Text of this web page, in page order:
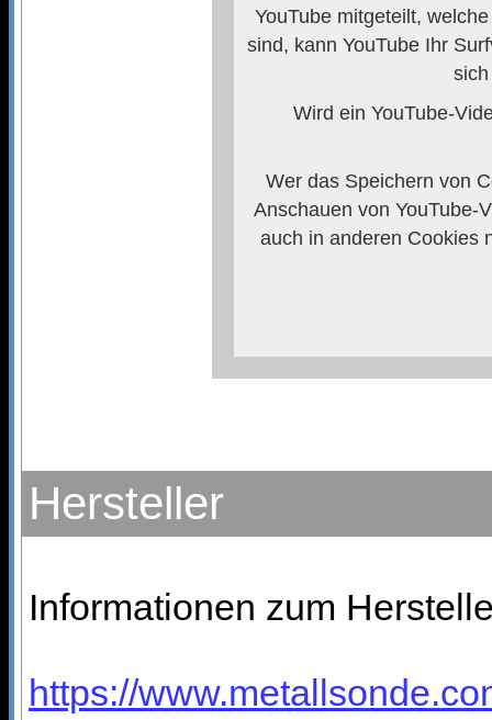
YouTube mitgeteilt,
sind, kann YouTube Ihr
Wird ein YouTube-
Wer das Speichern von
Anschauen von YouTube-
auch in anderen Cookies
Hersteller
Informationen zum
https://